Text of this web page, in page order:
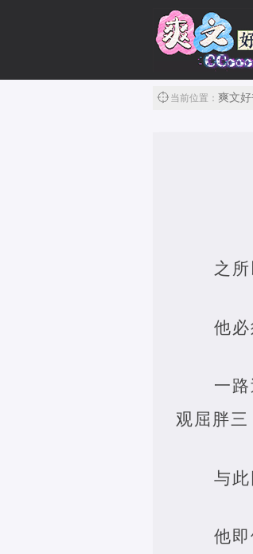
当前位置： 爽文好
之
他
一
观屈胖
与
他